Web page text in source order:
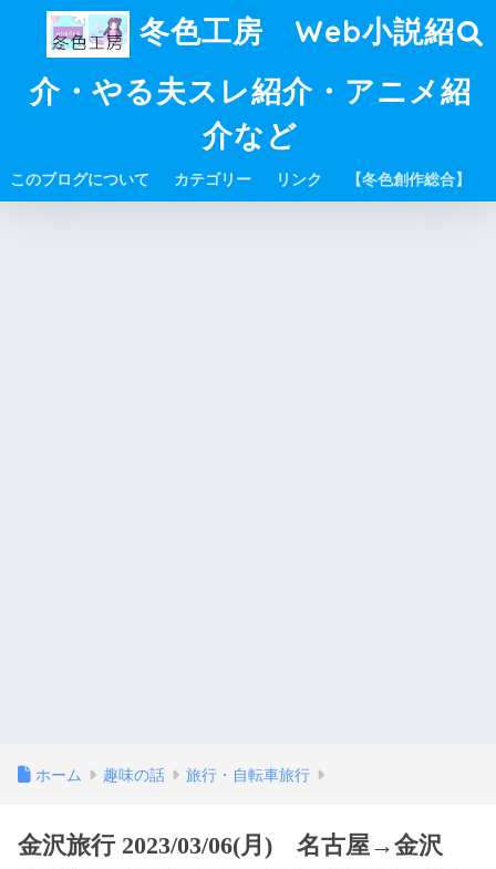
冬色工房 Web小説紹
介・やる夫スレ紹介・アニメ紹
介など
このブログについて カテゴリー リンク 【冬色創作総合】
ホーム 趣味の話 旅行・自転車旅行
金沢旅行 2023/03/06(月) 名古屋→金沢